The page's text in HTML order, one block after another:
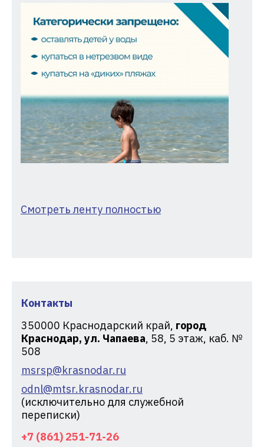
Контакты
350000 Краснодарский край, город
Краснодар, ул. Чапаева, 58, 5 этаж, каб. №
508
msrsp@krasnodar.ru
odnl@mtsr.krasnodar.ru
(исключительно для служебной
переписки)
+7 (861) 251-71-26
Смотреть ленту полностью